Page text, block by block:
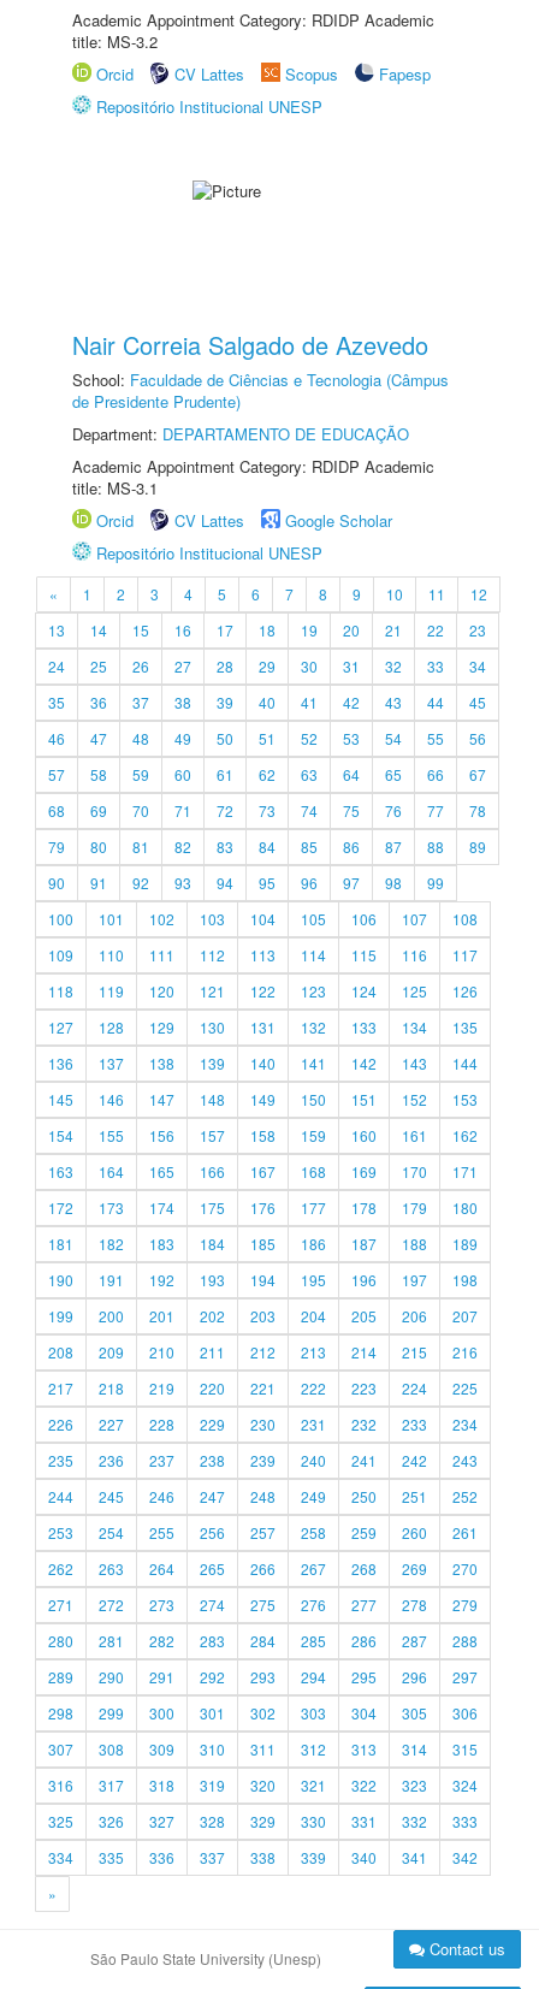
Academic Appointment Category: RDIDP Academic
title: MS-3.2
Orcid
CV Lattes Scopus
Fapesp
Repositório Institucional UNESP
Nair Correia Salgado de Azevedo
School: Faculdade de Ciências e Tecnologia (Câmpus
de Presidente Prudente)
Department: DEPARTAMENTO DE EDUCAÇÃO
Academic Appointment Category: RDIDP Academic
title: MS-3.1
Orcid
CV Lattes
Google Scholar
Repositório Institucional UNESP
« 1 2 3 4 5 6 7 8 9 10 11
12
13
14 15 16 17 18 19 20 21 22
23
24
25 26 27 28 29 30 31 32 33
34
35
36 37 38 39 40 41 42 43 44
45
46
47 48 49 50 51 52 53 54 55
56
57
58 59 60 61 62 63 64 65 66
67
68
69 70 71 72 73 74 75 76 77
78
79
80 81 82 83 84 85 86 87 88
89
90
91 92 93 94 95 96 97 98
99
100
101 102 103 104 105 106 107
108
109
110 111 112 113 114 115 116
117
118
119 120 121 122 123 124 125
126
127
128 129 130 131 132 133 134
135
136
137 138 139 140 141 142 143
144
145
146 147 148 149 150 151 152
153
154
155 156 157 158 159 160 161
162
163
164 165 166 167 168 169 170
171
172
173 174 175 176 177 178 179
180
181
182 183 184 185 186 187 188
189
190
191 192 193 194 195 196 197
198
199
200 201 202 203 204 205 206
207
208
209 210 211 212 213 214 215
216
217
218 219 220 221 222 223 224
225
226
227 228 229 230 231 232 233
234
235
236 237 238 239 240 241 242
243
244
245 246 247 248 249 250 251
252
253
254 255 256 257 258 259 260
261
262
263 264 265 266 267 268 269
270
271
272 273 274 275 276 277 278
279
280
281 282 283 284 285 286 287
288
289
290 291 292 293 294 295 296
297
298
299 300 301 302 303 304 305
306
307
308 309 310 311 312 313 314
315
316
317 318 319 320 321 322 323
324
325
326 327 328 329 330 331 332
333
334
335 336 337 338 339 340 341
342
»
São Paulo State University (Unesp) Contact us